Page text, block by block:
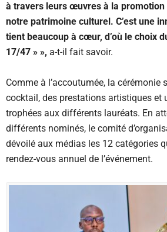
à travers leurs œuvres à la
notre patrimoine culturel. C’est une
tient beaucoup à cœur, d’où le choix
17/47 » », a-t-il fait savoir.
Comme à l’accoutumée, la cérémonie
cocktail, des prestations artistiques et
trophées aux différents lauréats. En
différents nominés, le comité
dévoilé aux médias les 12 catégories
rendez-vous annuel de l’événement.